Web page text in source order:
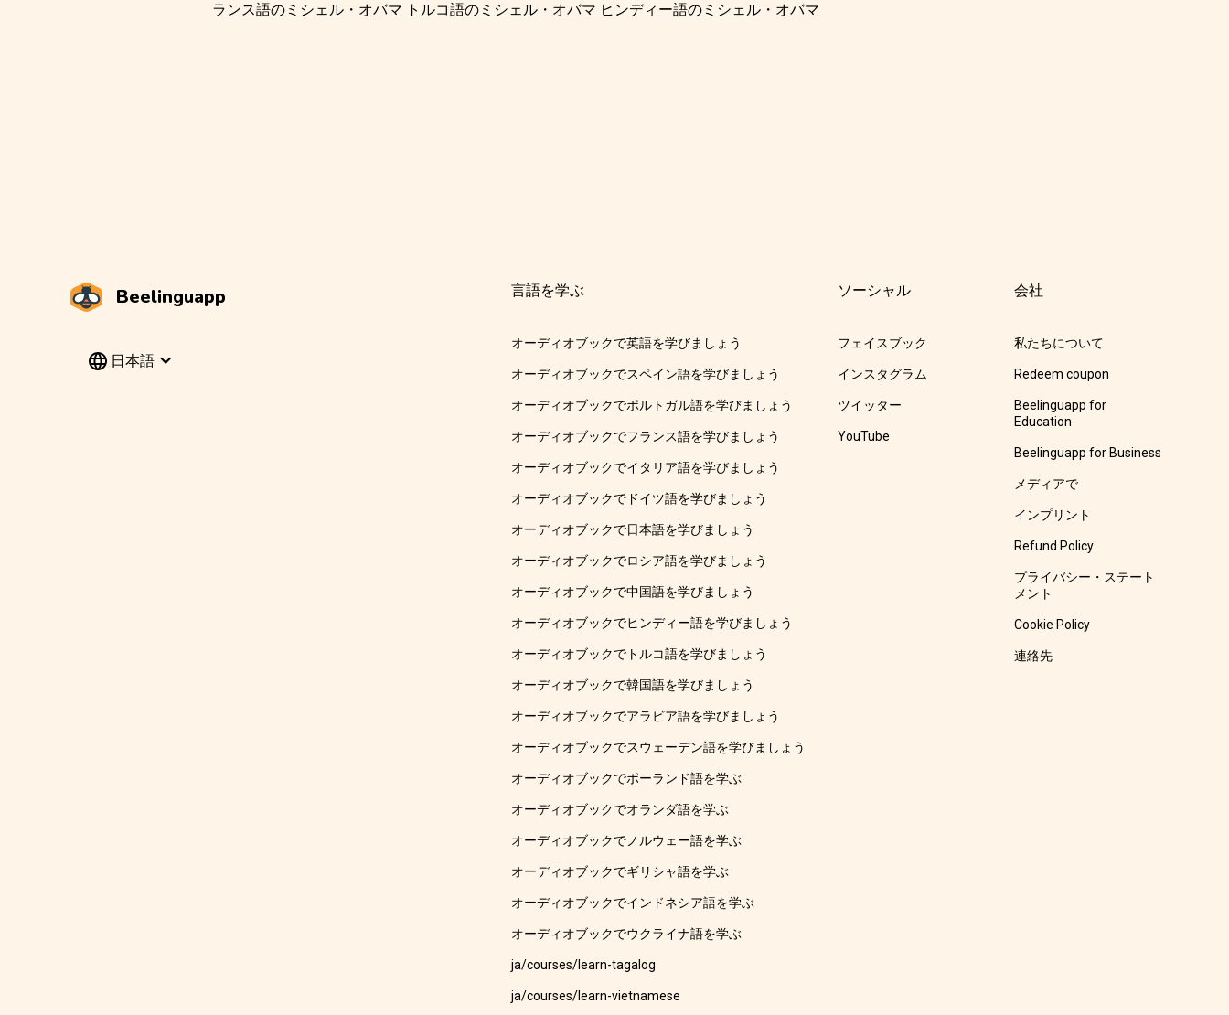
ランス語のミシェル・オバマ トルコ語のミシェル・オバマ ヒンディー語のミシェル・オバマ
Beelinguapp
日本語
言語を学ぶ
オーディオブックで英語を学びましょう
オーディオブックでスペイン語を学びましょう
オーディオブックでポルトガル語を学びましょう
オーディオブックでフランス語を学びましょう
オーディオブックでイタリア語を学びましょう
オーディオブックでドイツ語を学びましょう
オーディオブックで日本語を学びましょう
オーディオブックでロシア語を学びましょう
オーディオブックで中国語を学びましょう
オーディオブックでヒンディー語を学びましょう
オーディオブックでトルコ語を学びましょう
オーディオブックで韓国語を学びましょう
オーディオブックでアラビア語を学びましょう
オーディオブックでスウェーデン語を学びましょう
オーディオブックでポーランド語を学ぶ
オーディオブックでオランダ語を学ぶ
オーディオブックでノルウェー語を学ぶ
オーディオブックでギリシャ語を学ぶ
オーディオブックでインドネシア語を学ぶ
オーディオブックでウクライナ語を学ぶ
ja/courses/learn-tagalog
ja/courses/learn-vietnamese
ソーシャル
フェイスブック
インスタグラム
ツイッター
YouTube
会社
私たちについて
Redeem coupon
Beelinguapp for
Education
Beelinguapp for Business
メディアで
インプリント
Refund Policy
プライバシー・ステート
メント
Cookie Policy
連絡先